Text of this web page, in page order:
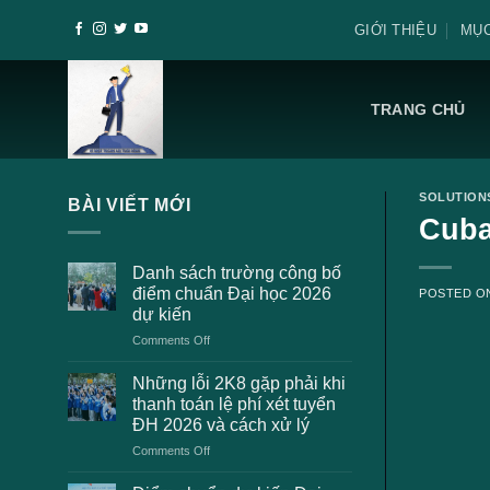
GIỚI THIỆU
TRANG CHỦ
BÀI VIẾT MỚI
Danh sách trường công bố
điểm chuẩn Đại học 2026
dự kiến
Comments Offon
sách
trường
công
bố
điểm
Đại
Những lỗi 2K8 gặp phải khi
thanh toán lệ phí xét tuyển
ĐH 2026 và cách xử lý
Comments Offon
lỗi
POSTED